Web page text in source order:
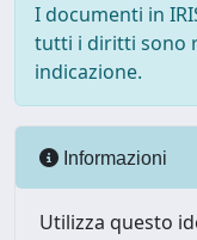
I documenti in
tutti i diritti sono
indicazione.
Informazioni
Utilizza questo